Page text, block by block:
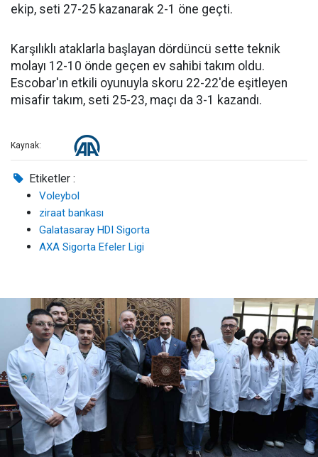
ekip, seti 27-25 kazanarak 2-1 öne geçti.
Karşılıklı ataklarla başlayan dördüncü sette teknik
molayı 12-10 önde geçen ev sahibi takım oldu.
Escobar'ın etkili oyunuyla skoru 22-22'de eşitleyen
misafir takım, seti 25-23, maçı da 3-1 kazandı.
Kaynak:
Etiketler :
Voleybol
ziraat bankası
Galatasaray HDI Sigorta
AXA Sigorta Efeler Ligi